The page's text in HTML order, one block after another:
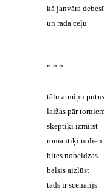
kā janvāra
un rāda ceļu
* * *
tālu atmiņu putns
laižas pār
skeptiķi izmirst
romantiķi nolien
bites nobeidzas
balsis aizlūst
tāds ir scenārijs